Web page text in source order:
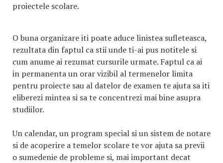
proiectele scolare.
O buna organizare iti poate aduce linistea sufleteasca,
rezultata din faptul ca stii unde ti-ai pus notitele si
cum anume ai rezumat cursurile urmate. Faptul ca ai
in permanenta un orar vizibil al termenelor limita
pentru proiecte sau al datelor de examen te ajuta sa iti
eliberezi mintea si sa te concentrezi mai bine asupra
studiilor.
Un calendar, un program special si un sistem de notare
si de acoperire a temelor scolare te vor ajuta sa previi
o sumedenie de probleme si, mai important decat